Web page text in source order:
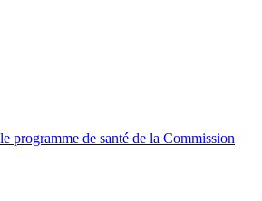
programme de santé de la Commission